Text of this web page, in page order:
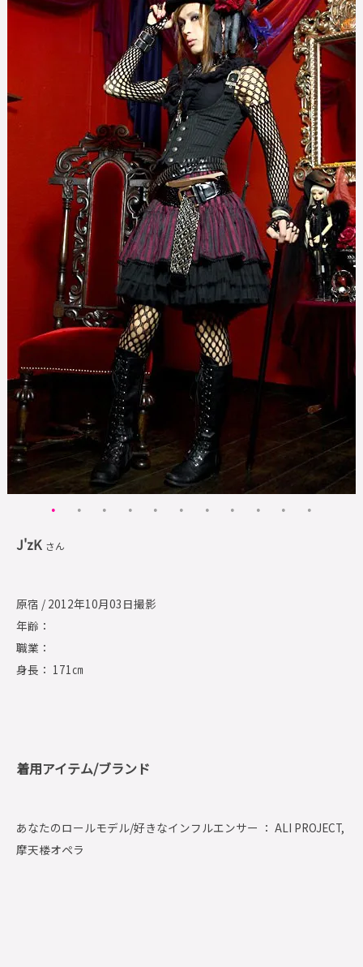
J'zK さん
原宿 / 2012年10月03日撮影
年齢：
職業：
身長： 171㎝
着用アイテム/ブランド
あなたのロールモデル/好きなインフルエンサー ： ALI PROJECT,
摩天楼オペラ